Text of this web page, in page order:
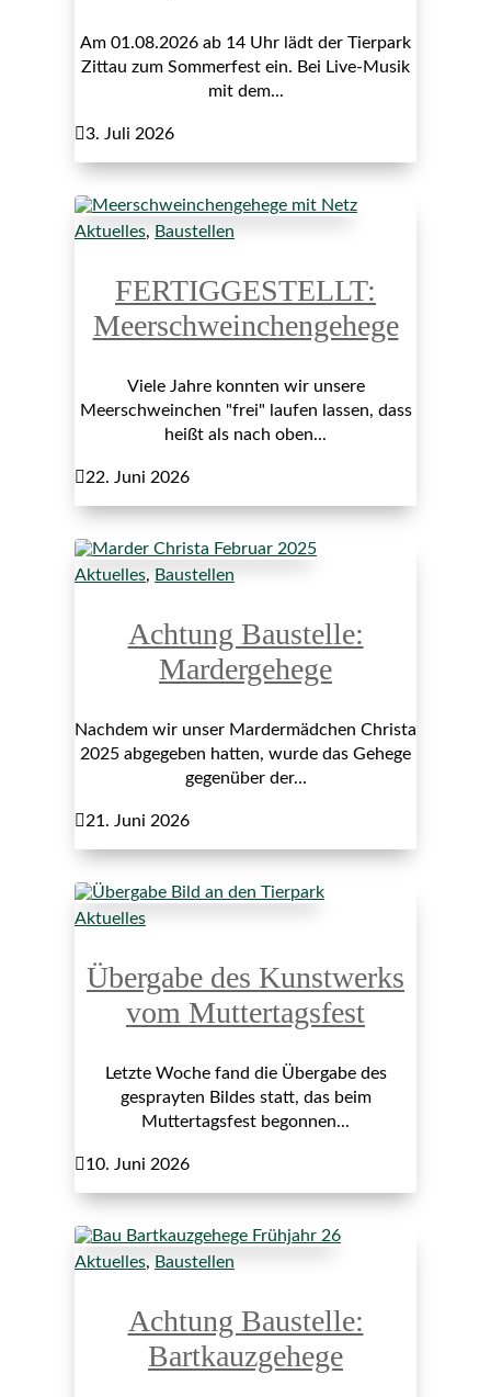
Am 01.08.2026 ab 14 Uhr lädt der Tierpark
Zittau zum Sommerfest ein. Bei Live-Musik
mit dem...
3. Juli 2026
Aktuelles, Baustellen
FERTIGGESTELLT:
Meerschweinchengehege
Viele Jahre konnten wir unsere
Meerschweinchen "frei" laufen lassen, dass
heißt als nach oben...
22. Juni 2026
Aktuelles, Baustellen
Achtung Baustelle:
Mardergehege
Nachdem wir unser Mardermädchen Christa
2025 abgegeben hatten, wurde das Gehege
gegenüber der...
21. Juni 2026
Aktuelles
Übergabe des Kunstwerks
vom Muttertagsfest
Letzte Woche fand die Übergabe des
gesprayten Bildes statt, das beim
Muttertagsfest begonnen...
10. Juni 2026
Aktuelles, Baustellen
Achtung Baustelle:
Bartkauzgehege